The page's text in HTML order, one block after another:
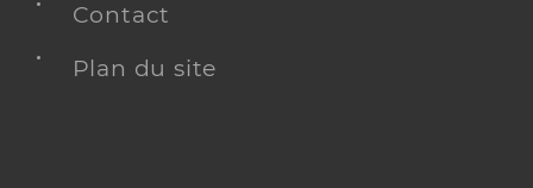
Contact
Plan du site